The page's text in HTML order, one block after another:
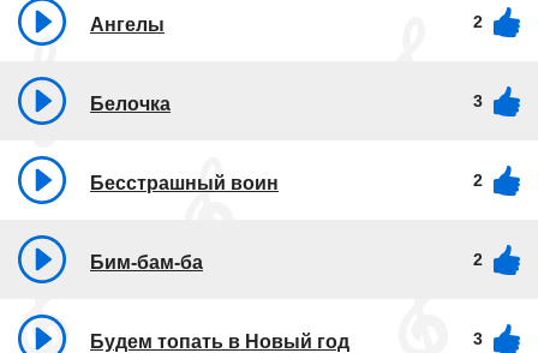
Ангелы 2
Белочка 3
Бесстрашный воин 2
Бим-бам-ба 2
Будем топать в Новый год 3